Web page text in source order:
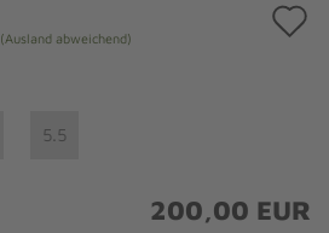
(Ausland abweichend)
5.5
200,00 EUR